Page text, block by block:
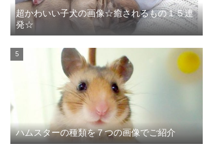
超かわいい子犬の画像☆癒されるもの１５連
発☆
ハムスターの種類を７つの画像でご紹介